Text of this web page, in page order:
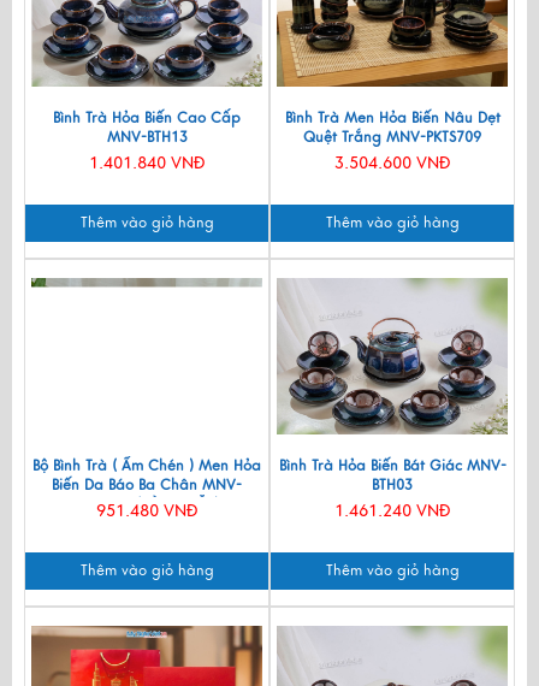
Bình Trà Hỏa Biến Cao Cấp
MNV-BTH13
1.401.840 VNĐ
Thêm vào giỏ hàng
Bình Trà Men Hỏa Biến Nâu Dẹt
Quệt Trắng MNV-PKTS709
3.504.600 VNĐ
Thêm vào giỏ hàng
Bộ Bình Trà ( Ấm Chén ) Men Hỏa
Biến Da Báo Ba Chân MNV-
BTMG01 (HÀNG ĐẶT)
951.480 VNĐ
Thêm vào giỏ hàng
Bình Trà Hỏa Biến Bát Giác MNV-
BTH03
1.461.240 VNĐ
Thêm vào giỏ hàng